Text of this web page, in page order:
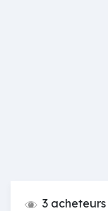
3